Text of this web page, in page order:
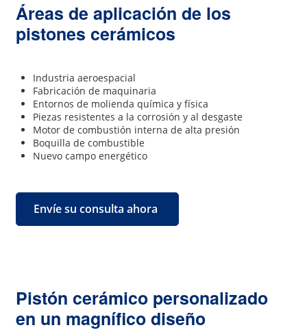
Áreas de aplicación de los
pistones cerámicos
Industria aeroespacial
Fabricación de maquinaria
Entornos de molienda química y física
Piezas resistentes a la corrosión y al desgaste
Motor de combustión interna de alta presión
Boquilla de combustible
Nuevo campo energético
Envíe su consulta ahora
Pistón cerámico personalizado
en un magnífico diseño